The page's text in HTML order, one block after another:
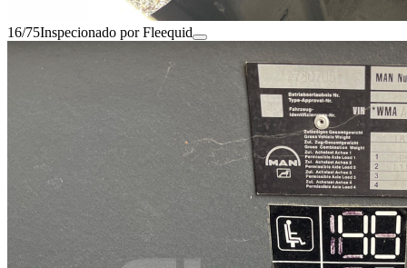
16/75Inspecionado por Fleequid